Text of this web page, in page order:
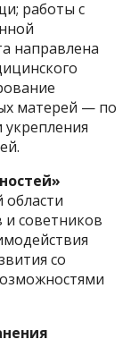
работы с
направлена
матерей — по
и советников
со